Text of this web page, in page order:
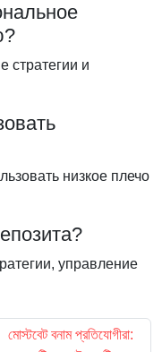
стратегии и
низкое плечо
управление
মোস্টবেট বনাম প্রতিযোগীরা: